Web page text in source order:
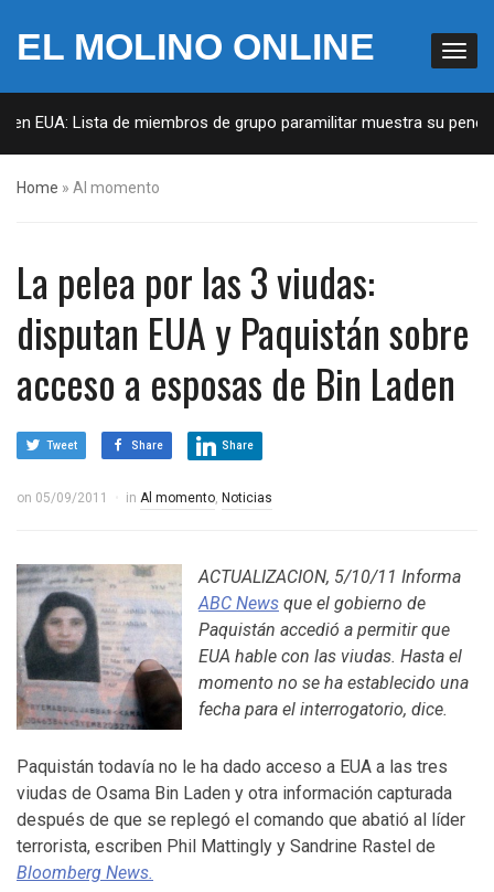
EL MOLINO ONLINE
EUA: Lista de miembros de grupo paramilitar muestra su
Home » Al momento
La pelea por las 3 viudas:
disputan EUA y Paquistán sobre
acceso a esposas de Bin Laden
Tweet Share Share
on 05/09/2011 in Al momento, Noticias
ACTUALIZACION, 5/10/11 Informa
ABC News que el gobierno de
Paquistán accedió a permitir que
EUA hable con las viudas. Hasta el
momento no se ha establecido una
fecha para el interrogatorio, dice.
Paquistán todavía no le ha dado acceso a EUA a las tres
viudas de Osama Bin Laden y otra información capturada
después de que se replegó el comando que abatió al líder
terrorista, escriben Phil Mattingly y Sandrine Rastel de
Bloomberg News.